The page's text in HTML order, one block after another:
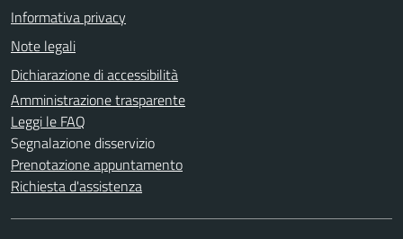
Informativa privacy
Note legali
Dichiarazione di accessibilità
Amministrazione trasparente
Leggi le FAQ
Segnalazione disservizio
Prenotazione appuntamento
Richiesta d'assistenza